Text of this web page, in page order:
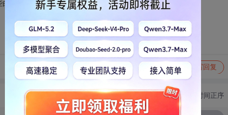
亮透澈、温柔冷清的光，它们都让我想起你。
转发到动态 举报 写回复
切换为时间正序